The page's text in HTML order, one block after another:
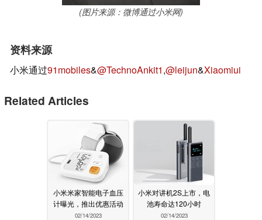
(图片来源：微博通过小米网)
资料来源
小米通过91mobiles&@TechnoAnkit1,@leijun&Xiaomiui
Related Articles
小米米家智能电子血压
计曝光，推出优惠活动
02/14/2023
小米对讲机2S上市，电
池寿命达120小时
02/14/2023